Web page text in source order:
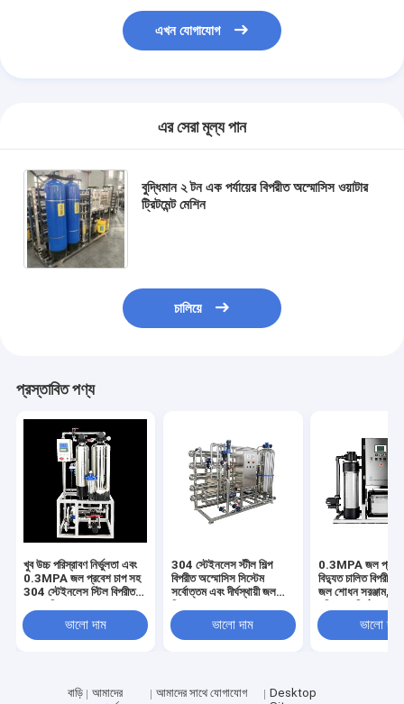
এখন যোগাযোগ
এর সেরা মূল্য পান
বুদ্ধিমান ২ টন এক পর্যায়ের বিপরীত অস্মোসিস ওয়াটার
ট্রিটমেন্ট মেশিন
চালিয়ে
প্রস্তাবিত পণ্য
খুব উচ্চ পরিস্রাবণ নির্ভুলতা এবং
0.3MPA জল প্রবেশ চাপ সহ
304 স্টেইনলেস স্টিল বিপরীত
ভালো দাম
304 স্টেইনলেস স্টীল শিল্প
বিপরীত অস্মোসিস সিস্টেম
সর্বোত্তম এবং দীর্ঘস্থায়ী জল
ভালো দাম
0.3MPA জল প্রবেশ
বিদ্যুত চালিত বিপরীত
জল শোধন সরঞ্জাম,
ভালো দাম
বাড়ি
আমাদের
আমাদের সাথে যোগাযোগ
Desktop